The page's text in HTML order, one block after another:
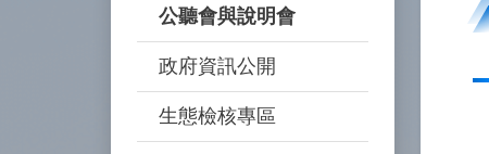
公聽會與說明會
政府資訊公開
生態檢核專區